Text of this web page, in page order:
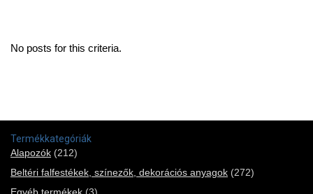
No posts for this criteria.
Termékkategóriák
Alapozók (212)
Beltéri falfestékek, színezők, dekorációs anyagok (272)